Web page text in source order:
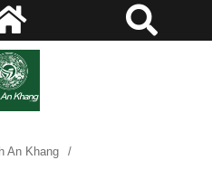
An Khang